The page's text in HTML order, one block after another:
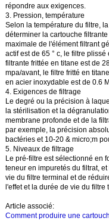
répondre aux exigences.
3. Pression, température
Selon la température du filtre,
déterminer la cartouche
maximale de l'élément filtrant
actif est de 65 ° c, le filtre
filtrante frittée en titane est de
mpa/avant, le filtre fritté en
en acier inoxydable est de 0.6
4. Exigences de filtrage
Le degré ou la précision à
la stérilisation et la
membrane profonde et de la
par exemple, la précision
bactéries et 10-20 & micro;m
5. Niveaux de filtrage
Le pré-filtre est sélectionné en
teneur en impuretés du filtrat,
vie du filtre terminal et de
l'effet et la durée de vie du filtre
Article associé:
Comment produire une